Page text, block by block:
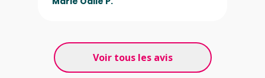
Voir tous les avis